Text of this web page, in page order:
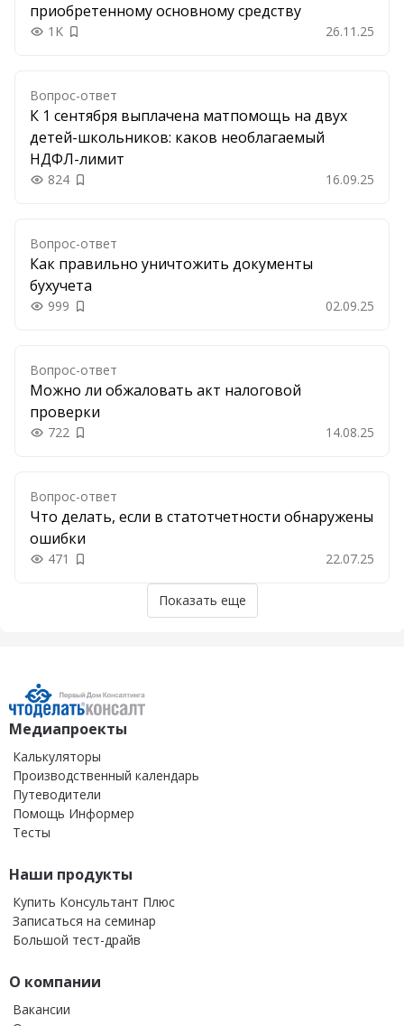
приобретенному основному средству
1K Добавить в закладки 26.11.25
Вопрос-ответ
К 1 сентября выплачена матпомощь на двух
детей-школьников: каков необлагаемый
НДФЛ-лимит
824 Добавить в закладки 16.09.25
Вопрос-ответ
Как правильно уничтожить документы
бухучета
999 Добавить в закладки 02.09.25
Вопрос-ответ
Можно ли обжаловать акт налоговой
проверки
722 Добавить в закладки 14.08.25
Вопрос-ответ
Что делать, если в статотчетности обнаружены
ошибки
471 Добавить в закладки 22.07.25
Показать еще
Медиапроекты
Калькуляторы
Производственный календарь
Путеводители
Помощь Информер
Тесты
Наши продукты
Купить Консультант Плюс
Записаться на семинар
Большой тест-драйв
О компании
Вакансии